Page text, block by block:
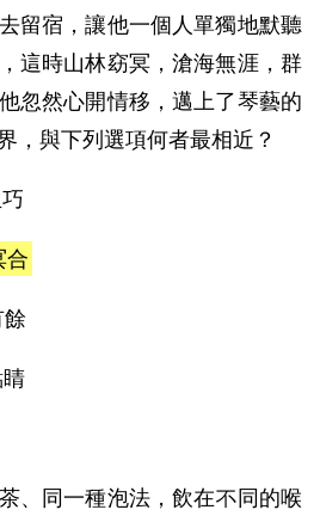
留宿，讓他一個人單獨地默聽
這時山林窈冥，滄海無涯，群
忽然心開情移，邁上了琴藝的
，與下列選項何者最相近？
合
、同一種泡法，飲在不同的喉